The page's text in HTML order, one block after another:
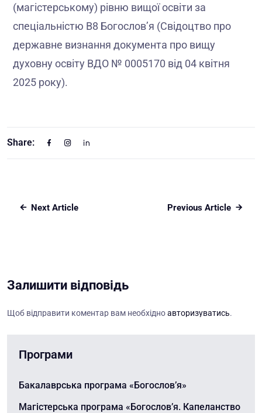
(магістерському) рівню вищої освіти за
спеціальністю В8 Богослов’я (Свідоцтво про
державне визнання документа про вищу
духовну освіту ВДО № 0005170 від 04 квітня
2025 року).
Share:
Next Article Previous Article
Залишити відповідь
Щоб відправити коментар вам необхідноавторизуватись.
Програми
Бакалаврська програма «Богослов’я»
Магістерська програма «Богослов’я. Капеланство